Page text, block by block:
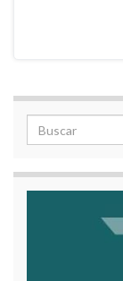
Search for: